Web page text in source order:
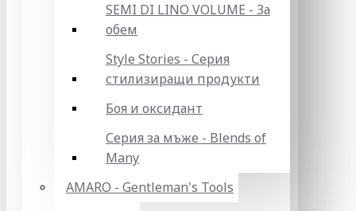
SEMI DI LINO VOLUME - За
обем
Style Stories - Серия
стилизиращи продукти
Боя и оксидант
Серия за мъже - Blends of
Many
AMARO - Gentleman's Tools